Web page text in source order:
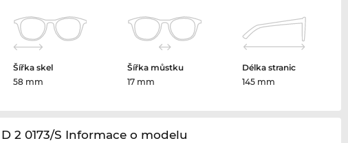
Šířka skel
58 mm
Šířka můstku
17 mm
Délka stranic
145 mm
D 2 0173/S Informace o modelu